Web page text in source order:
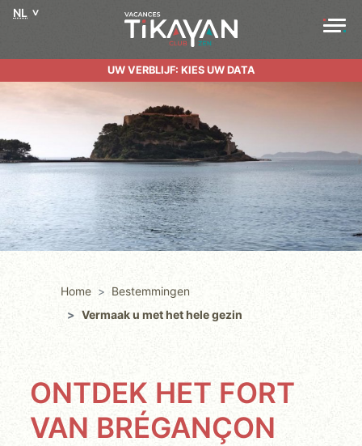
NL
UW VERBLIJF: KIES UW DATA
Home
Bestemmingen
Vermaak u met het hele gezin
ONTDEK HET FORT
VAN BRÉGANÇON